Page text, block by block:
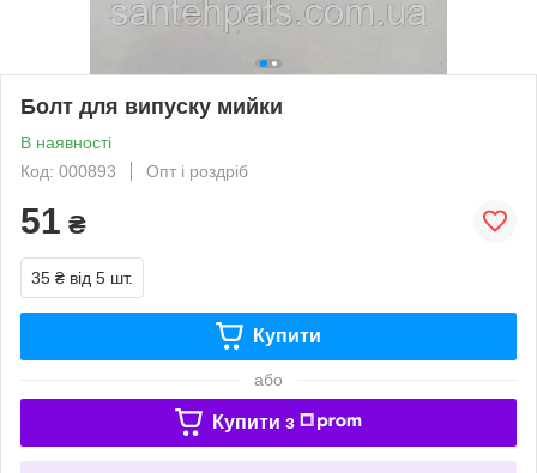
Болт для випуску мийки
В наявності
Код: 000893
Опт і роздріб
51 ₴
35 ₴ від 5 шт.
Купити
або
Купити з